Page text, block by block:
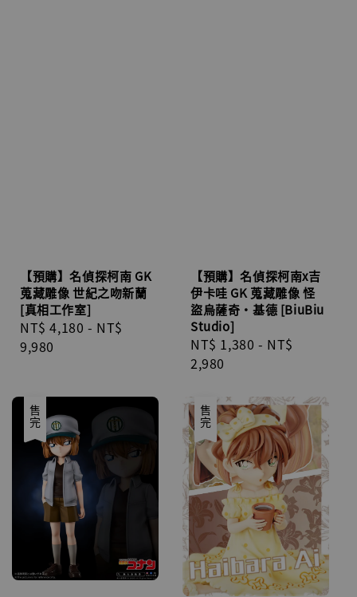
【預購】名偵探柯南 GK
蒐藏雕像 世紀之吻新蘭
[真相工作室]
Regular
price
NT$ 4,180 - NT$
9,980
【預購】名偵探柯南x吉
伊卡哇 GK 蒐藏雕像 怪
盜烏薩奇·基德 [BiuBiu
Studio]
Regular
price
NT$ 1,380 - NT$
2,980
售完 售完